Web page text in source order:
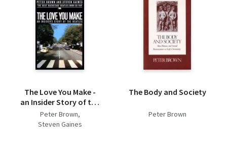
The Love You Make -
an Insider Story of the
Beatles
Peter Brown
Steven Gaines
The Body and Society
Peter Brown